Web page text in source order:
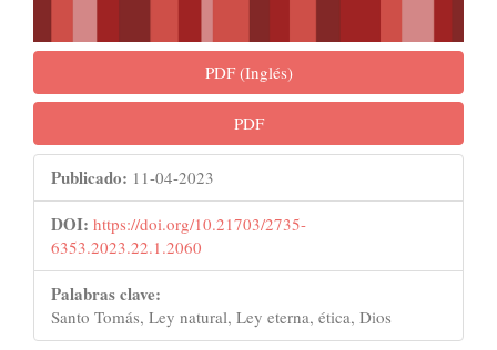
PDF (Inglés)
PDF
Publicado: 11-04-2023
DOI: https://doi.org/10.21703/2735-
6353.2023.22.1.2060
Palabras clave:
Santo Tomás, Ley natural, Ley eterna, ética, Dios